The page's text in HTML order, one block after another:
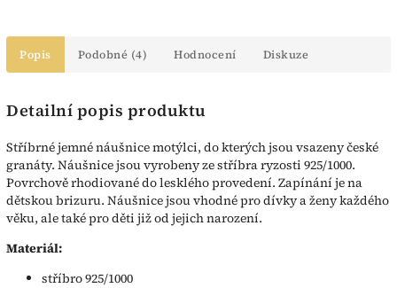
Popis Podobné (4) Hodnocení Diskuze
Detailní popis produktu
Stříbrné jemné náušnice motýlci, do kterých jsou vsazeny české
granáty. Náušnice jsou vyrobeny ze stříbra ryzosti 925/1000.
Povrchově rhodiované do lesklého provedení. Zapínání je na
dětskou brizuru. Náušnice jsou vhodné pro dívky a ženy každého
věku, ale také pro děti již od jejich narození.
Materiál:
stříbro 925/1000